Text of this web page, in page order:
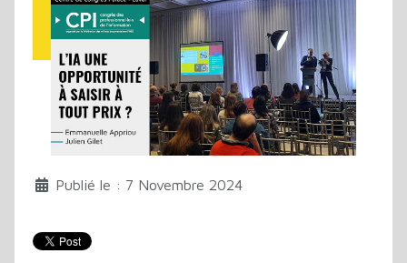
Publié le : 7 Novembre 2024